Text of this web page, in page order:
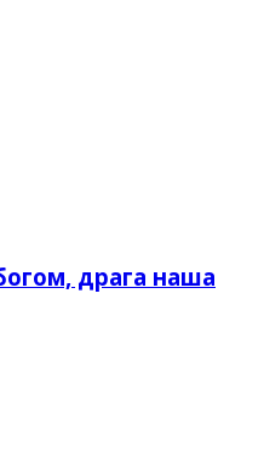
драга наша